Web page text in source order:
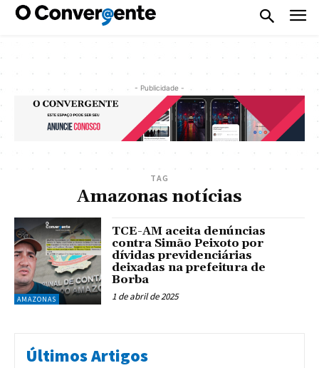
- Publicidade -
TAG
Amazonas notícias
AMAZONAS
TCE-AM aceita denúncias
contra Simão Peixoto por
dívidas previdenciárias
deixadas na prefeitura de
Borba
1 de abril de 2025
Últimos Artigos